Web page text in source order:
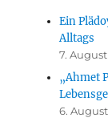
Ein
Alltags
7.
„Ahmet
6.